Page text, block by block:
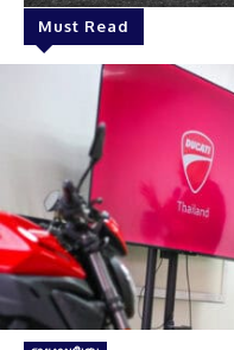
Must Read